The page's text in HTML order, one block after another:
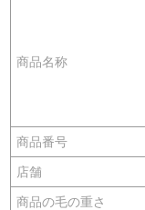
商品名称
商品番号
店舗
商品の毛の重さ